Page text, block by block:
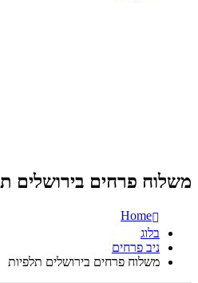
משלוח פרחים בירושלים
Home
בלוג
ניב פרחים
משלוח פרחים בירושלים תלפיות